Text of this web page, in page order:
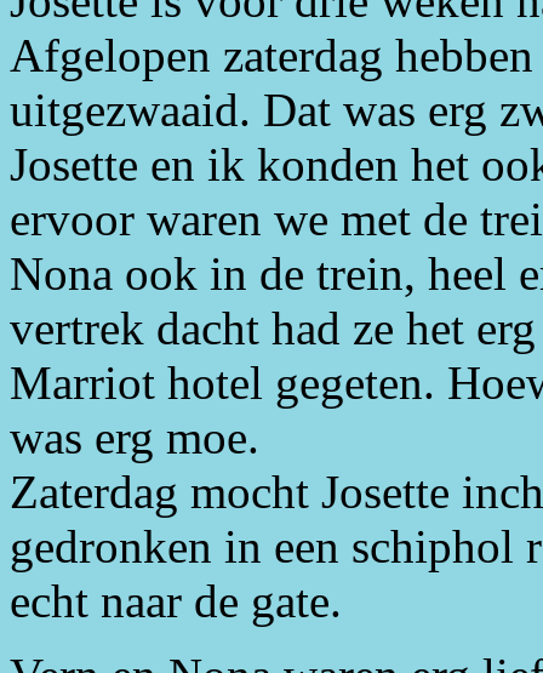
Afgelopen zaterdag
uitgezwaaid. Dat was erg
Josette en ik konden het
ervoor waren we met de
Nona ook in de trein, heel
vertrek dacht had ze het
Marriot hotel gegeten.
was erg moe.
Zaterdag mocht Josette
gedronken in een schiphol
echt naar de gate.